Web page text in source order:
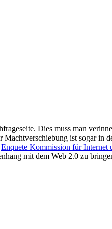
Dies muss man
ist sogar in
Enquete Kommission für Internet
mit dem Web 2.0 zu